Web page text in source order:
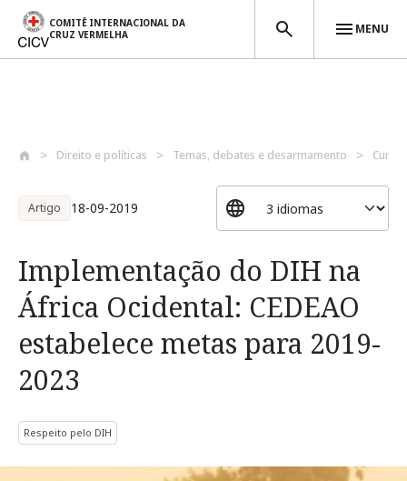
COMITÊ INTERNACIONAL DA
CRUZ VERMELHA
MENU
Direito e políticas Temas, debates e desarmamento
Artigo 18-09-2019
Implementação do DIH na
África Ocidental: CEDEAO
estabelece metas para 2019-
2023
Respeito pelo DIH